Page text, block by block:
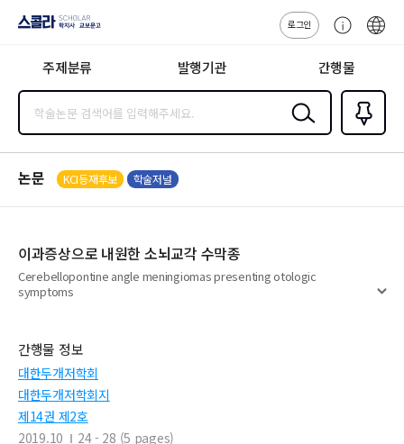
지사·교보문고
로그인
센
주제분류 발행기관 간행물
검색
즐겨찾
기0
논문 KCI등재후보 학술저널
이과증상으로 내원한 소뇌교각 수막종
Cerebellopontine angle meningiomas presenting otologic
symptoms
간행물 정보
대한두개저학회
대한두개저학회지
제14권 제2호
2019.10
24 - 28 (5 pages)